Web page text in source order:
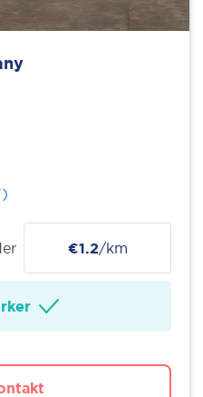
€1.2/km